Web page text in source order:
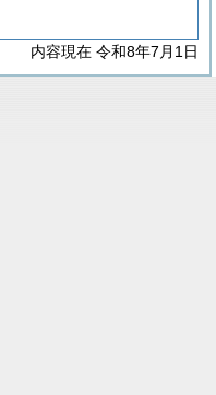
内容現在 令和8年7月1日